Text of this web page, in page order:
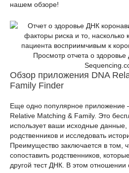
нашем обзоре!
Просмотр отчета о
Обзор приложения DNA
Family Finder
Еще одно популярное приложение
Relative Matching & Family. Это
использует ваши исходные
родственников и исследовать
Преимущество заключается в том,
сопоставить родственников,
другой тест ДНК. В этом отношении